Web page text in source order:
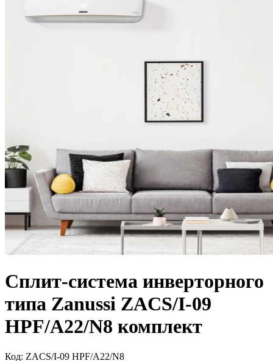
Сплит-система инверторного
типа Zanussi ZACS/I-09
HPF/A22/N8 комплект
Код: ZACS/I-09 HPF/A22/N8